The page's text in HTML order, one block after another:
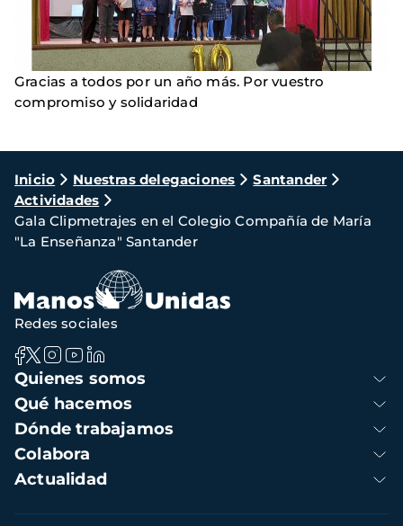
Gracias a todos por un año más. Por vuestro
compromiso y solidaridad
Ruta
de
navegación
Inicio Nuestras delegaciones
Santander
Actividades
Gala Clipmetrajes en el Colegio Compañía de María
"La Enseñanza" Santander
Navegación
principal
Quienes somos
Qué hacemos
Dónde trabajamos
Colabora
Actualidad
Redes sociales